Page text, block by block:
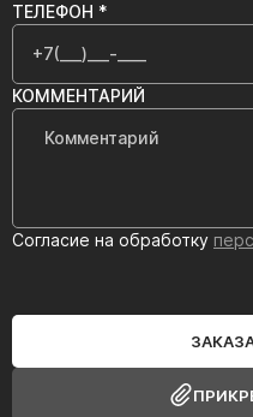
ТЕЛЕФОН *
КОММЕНТАРИЙ
Согласие на обработку